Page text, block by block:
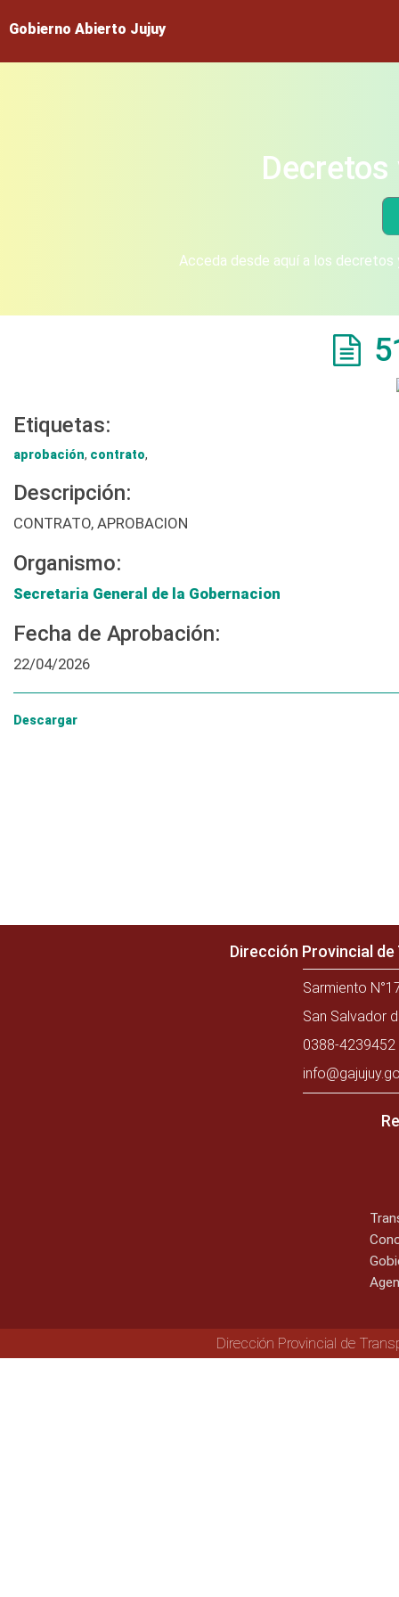
Gobierno Abierto Jujuy
Acceda desde aquí a los
Etiquetas:
aprobación, contrato,
Descripción:
CONTRATO, APROBACION
Organismo:
Secretaria General de la Gobernacion
Fecha de Aprobación:
22/04/2026
Descargar
Dirección Provincial
Sarmiento
San Salvador
0388-
Dirección Provincial de